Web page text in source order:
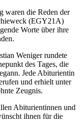
waren die Reden der
(EGY21A)
Worte über ihre
Weniger rundete
des Tages, die
Jede Abiturientin
und erhielt unter
Zeugnis.
Abiturientinnen und
ihnen für die